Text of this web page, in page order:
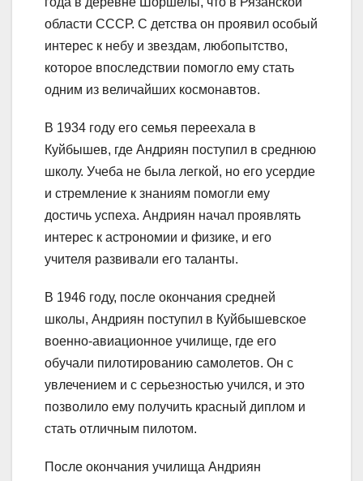
области СССР. С детства он проявил особый
интерес к небу и звездам, любопытство,
которое впоследствии помогло ему стать
одним из величайших космонавтов.
В 1934 году его семья переехала в
Куйбышев, где Андриян поступил в среднюю
школу. Учеба не была легкой, но его усердие
и стремление к знаниям помогли ему
достичь успеха. Андриян начал проявлять
интерес к астрономии и физике, и его
учителя развивали его таланты.
В 1946 году, после окончания средней
школы, Андриян поступил в Куйбышевское
военно-авиационное училище, где его
обучали пилотированию самолетов. Он с
увлечением и с серьезностью учился, и это
позволило ему получить красный диплом и
стать отличным пилотом.
После окончания училища Андриян